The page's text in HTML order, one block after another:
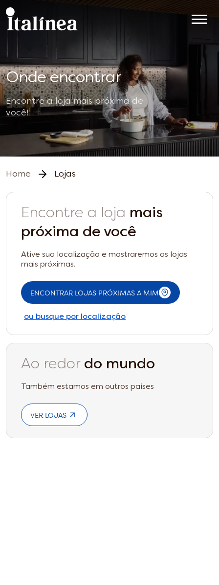
Onde encontrar
Encontre a loja mais próxima de
você!
Home Lojas
Encontre a loja mais
próxima de você
Ative sua localização e mostraremos as lojas
mais próximas.
ENCONTRAR LOJAS PRÓXIMAS A MIM
ou busque por localização
Ao redor do mundo
Também estamos em outros países
VER LOJAS